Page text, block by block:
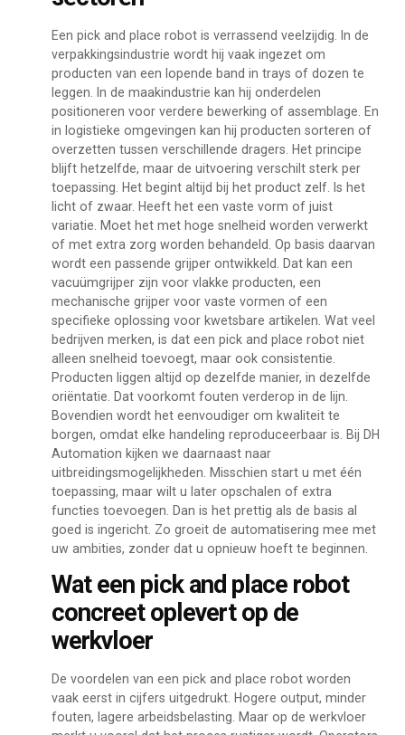
Een pick and place robot is verrassend veelzijdig. In de
verpakkingsindustrie wordt hij vaak ingezet om
producten van een lopende band in trays of dozen te
leggen. In de maakindustrie kan hij onderdelen
positioneren voor verdere bewerking of assemblage. En
in logistieke omgevingen kan hij producten sorteren of
overzetten tussen verschillende dragers. Het principe
blijft hetzelfde, maar de uitvoering verschilt sterk per
toepassing. Het begint altijd bij het product zelf. Is het
licht of zwaar. Heeft het een vaste vorm of juist
variatie. Moet het met hoge snelheid worden verwerkt
of met extra zorg worden behandeld. Op basis daarvan
wordt een passende grijper ontwikkeld. Dat kan een
vacuümgrijper zijn voor vlakke producten, een
mechanische grijper voor vaste vormen of een
specifieke oplossing voor kwetsbare artikelen. Wat veel
bedrijven merken, is dat een pick and place robot niet
alleen snelheid toevoegt, maar ook consistentie.
Producten liggen altijd op dezelfde manier, in dezelfde
oriëntatie. Dat voorkomt fouten verderop in de lijn.
Bovendien wordt het eenvoudiger om kwaliteit te
borgen, omdat elke handeling reproduceerbaar is. Bij DH
Automation kijken we daarnaast naar
uitbreidingsmogelijkheden. Misschien start u met één
toepassing, maar wilt u later opschalen of extra
functies toevoegen. Dan is het prettig als de basis al
goed is ingericht. Zo groeit de automatisering mee met
uw ambities, zonder dat u opnieuw hoeft te beginnen.
Wat een pick and place robot
concreet oplevert op de
werkvloer
De voordelen van een pick and place robot worden
vaak eerst in cijfers uitgedrukt. Hogere output, minder
fouten, lagere arbeidsbelasting. Maar op de werkvloer